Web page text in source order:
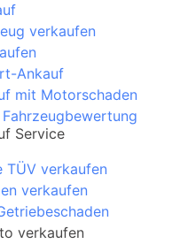
verkaufen
Ankauf
mit Motorschaden
Service
TÜV verkaufen
verkaufen
verkaufen